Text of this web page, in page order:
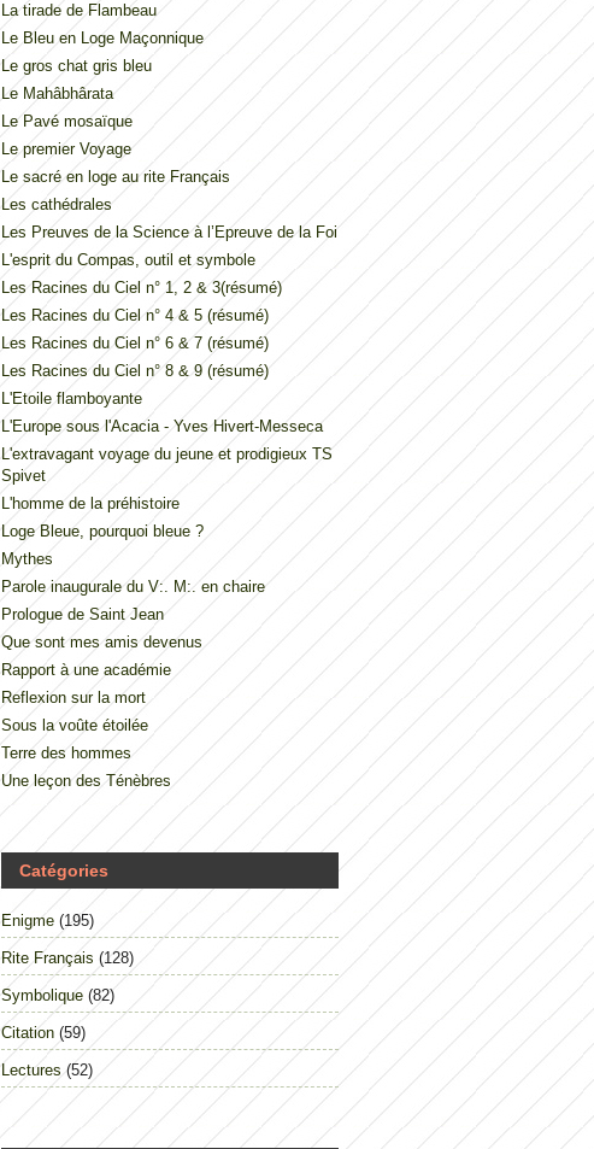
La tirade de Flambeau
Le Bleu en Loge Maçonnique
Le gros chat gris bleu
Le Mahâbhârata
Le Pavé mosaïque
Le premier Voyage
Le sacré en loge au rite Français
Les cathédrales
Les Preuves de la Science à l’Epreuve de la Foi
L'esprit du Compas, outil et symbole
Les Racines du Ciel n° 1, 2 & 3(résumé)
Les Racines du Ciel n° 4 & 5 (résumé)
Les Racines du Ciel n° 6 & 7 (résumé)
Les Racines du Ciel n° 8 & 9 (résumé)
L'Etoile flamboyante
L'Europe sous l'Acacia - Yves Hivert-Messeca
L'extravagant voyage du jeune et prodigieux TS
Spivet
L'homme de la préhistoire
Loge Bleue, pourquoi bleue ?
Mythes
Parole inaugurale du V:. M:. en chaire
Prologue de Saint Jean
Que sont mes amis devenus
Rapport à une académie
Reflexion sur la mort
Sous la voûte étoilée
Terre des hommes
Une leçon des Ténèbres
Catégories
Enigme (195)
Rite Français (128)
Symbolique (82)
Citation (59)
Lectures (52)